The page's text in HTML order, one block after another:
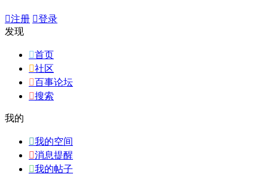
注册 登录
发现
首页
社区
百事论坛
搜索
我的
我的空间
消息提醒
我的帖子